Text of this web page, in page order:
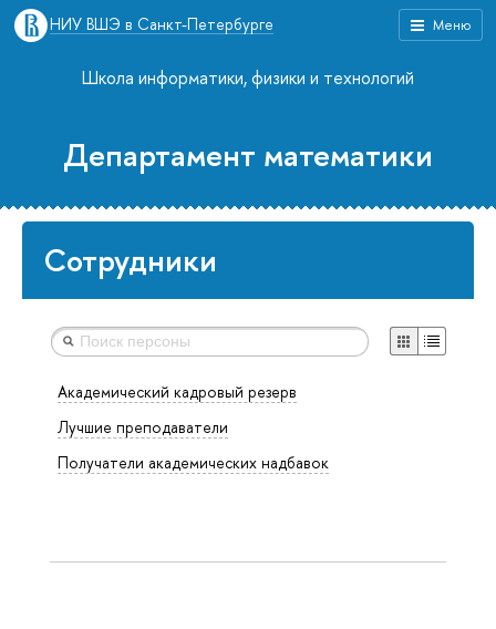
Меню
НИУ ВШЭ в Санкт-Петербурге
Школа информатики, физики и технологий
Департамент математики
Сотрудники
Академический кадровый резерв
Лучшие преподаватели
Получатели академических надбавок